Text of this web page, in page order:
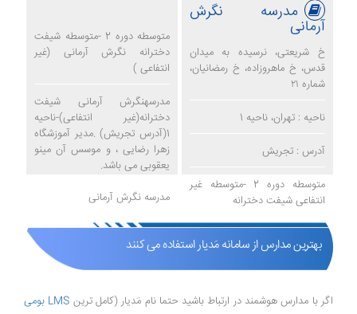
مدرسه نگرش
آرمانی
خ شریعتی، نرسیده به میدان
قدس، خ ماهروزاده، خ رمضانیان،
شماره ۲۱
ناحیه : تهران، ناحیه 1
آدرس : تجریش
متوسطه دوره 2 -متوسطه غیر
انتفاعی شیفت دخترانه
متوسطه دوره 2 -متوسطه شیفت
دخترانه نگرش آرمانی (غیر
انتفاعی )
مدرسهنگرش آرمانی شیفت
دخترانه(غیر انتفاعی)-ناحیه
1(آدرس تجریش) .مدیر آموزشگاه
زهرا رضایی ، و موسس آن مینو
یعقوبی می باشد.
مدرسه نگرش آرمانی
بهترین مدارس از سامانه مَدیار استفاده می کنند
اگر با مدارس هوشمند در ارتباط باشید حتما نام مَدیار (کامل ترین
LMS بومی